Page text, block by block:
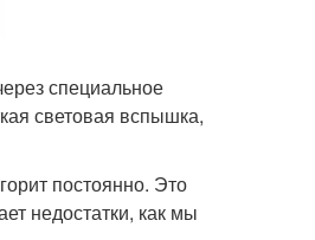
специальное
световая вспышка,
постоянно. Это
недостатки, как мы